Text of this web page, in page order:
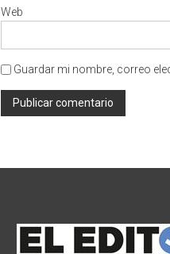
Web
Guardar mi nombre, correo